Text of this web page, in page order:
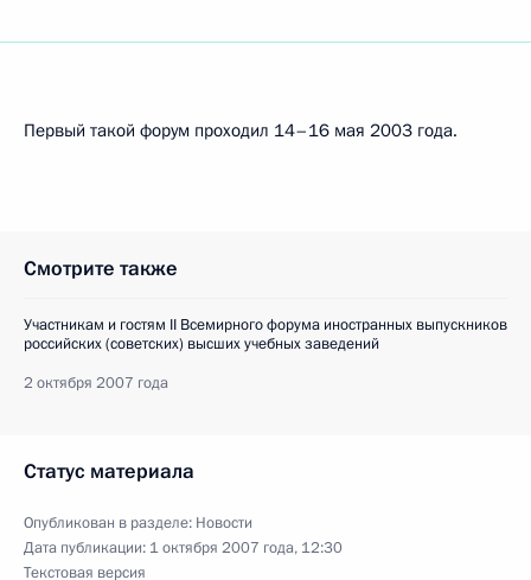
Первый такой форум проходил 14–16 мая 2003 года.
Смотрите также
Участникам и гостям II Всемирного форума иностранных выпускников
российских (советских) высших учебных заведений
2 октября 2007 года
Статус материала
Опубликован в разделе: Новости
Дата публикации: 1 октября 2007 года, 12:30
Текстовая версия